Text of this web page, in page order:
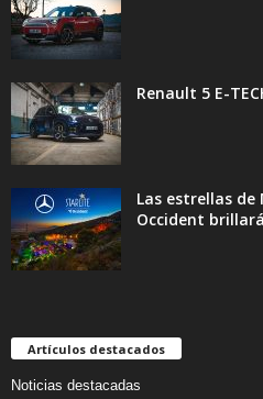
Renault 5 E-
Las estrellas
Occident
Artículos destacados
Noticias destacadas